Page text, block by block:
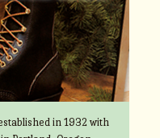
in 1932 with